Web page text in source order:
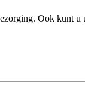
Ook kunt